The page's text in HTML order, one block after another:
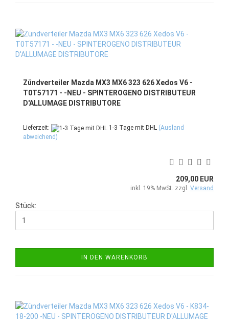
Zündverteiler Mazda MX3 MX6 323 626 Xedos V6 -
T0T57171 - -NEU - SPINTEROGENO DISTRIBUTEUR
D'ALLUMAGE DISTRIBUTORE
Lieferzeit: 1-3 Tage mit DHL (Ausland
abweichend)
209,00 EUR
inkl. 19% MwSt. zzgl. Versand
Stück:
IN DEN WARENKORB